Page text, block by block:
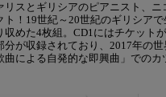
リスとギリシアのピアニスト、
ト！19世紀～20世紀のギリシア
収めた4枚組。CD1にはチケット
分が収録されており、2017年の
曲による自発的な即興曲」での